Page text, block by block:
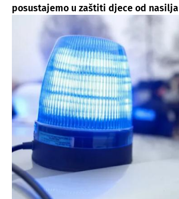
posustajemo u zaštiti djece od nasilja